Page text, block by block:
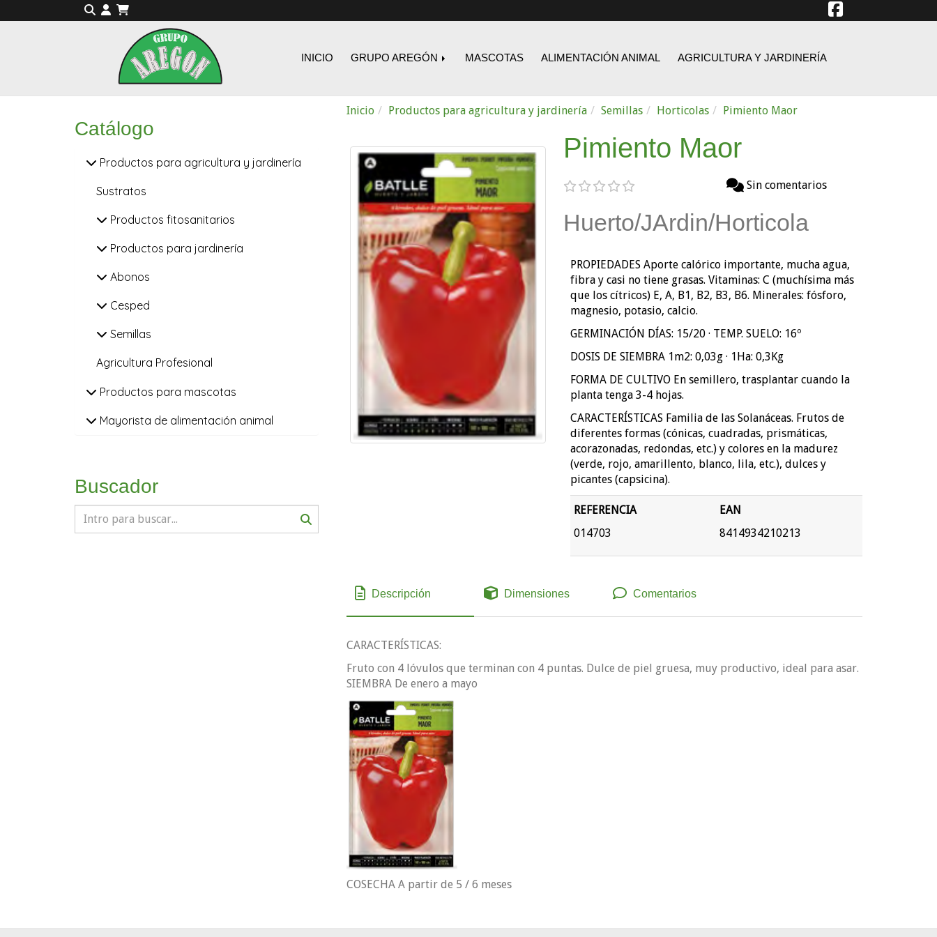
INICIO GRUPO AREGÓN MASCOTAS ALIMENTACIÓN ANIMAL AGRICULTURA Y JARDINERÍA
Inicio Productos para agricultura y jardinería Semillas Horticolas Pimiento Maor
Pimiento Maor
Sin comentarios
Huerto/JArdin/Horticola
PROPIEDADES Aporte calórico importante, mucha agua,
fibra y casi no tiene grasas. Vitaminas: C (muchísima más
que los cítricos) E, A, B1, B2, B3, B6. Minerales: fósforo,
magnesio, potasio, calcio.
GERMINACIÓN DÍAS: 15/20 · TEMP. SUELO: 16º
DOSIS DE SIEMBRA 1m2: 0,03g · 1Ha: 0,3Kg
FORMA DE CULTIVO En semillero, trasplantar cuando la
planta tenga 3-4 hojas.
CARACTERÍSTICAS Familia de las Solanáceas. Frutos de
diferentes formas (cónicas, cuadradas, prismáticas,
acorazonadas, redondas, etc.) y colores en la madurez
(verde, rojo, amarillento, blanco, lila, etc.), dulces y
picantes (capsicina).
REFERENCIA
014703
EAN
8414934210213
Descripción Dimensiones Comentarios
CARACTERÍSTICAS:
Fruto con 4 lóvulos que terminan con 4 puntas. Dulce de piel gruesa, muy productivo, ideal para asar.
SIEMBRA De enero a mayo
COSECHA A partir de 5 / 6 meses
Catálogo
Productos para agricultura y jardinería
Sustratos
Productos fitosanitarios
Productos para jardinería
Abonos
Cesped
Semillas
Agricultura Profesional
Productos para mascotas
Mayorista de alimentación animal
Buscador